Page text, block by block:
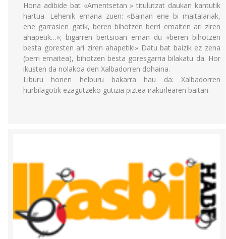
Hona adibide bat «Amentsetan » titulutzat daukan kantutik
hartua. Lehenik emana zuen: «Bainan ene bi maitalariak,
ene garrasien gatik, beren bihotzen berri emaiten ari ziren
ahapetik…»; bigarren bertsioan eman du «beren bihotzen
besta goresten ari ziren ahapetik!» Datu bat baizik ez zena
(berri emaitea), bihotzen besta goresgarria bilakatu da. Hor
ikusten da nolakoa den Xalbadorren dohaina.
Liburu honen helburu bakarra hau da: Xalbadorren
hurbilagotik ezagutzeko gutizia piztea irakurlearen baitan.